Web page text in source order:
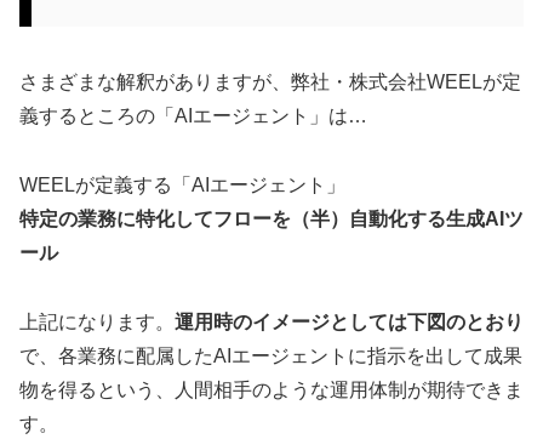
さまざまな解釈がありますが、弊社・株式会社WEELが定
義するところの「AIエージェント」は…
WEELが定義する「AIエージェント」
特定の業務に特化してフローを（半）自動化する生成AIツ
ール
上記になります。 運用時のイメージとしては下図のとおり
で、各業務に配属したAIエージェントに指示を出して成果
物を得るという、人間相手のような運用体制が期待できま
す。